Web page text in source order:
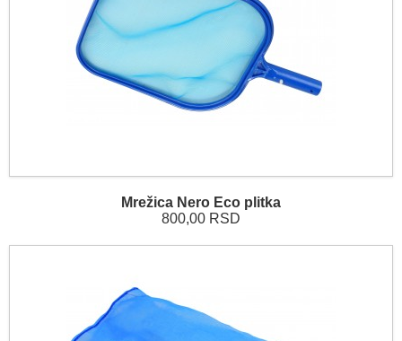
Mrežica Nero Eco plitka
800,00 RSD